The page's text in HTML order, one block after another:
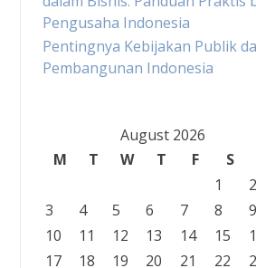
Pengusaha Indonesia
Pentingnya Kebijakan Publik
Pembangunan Indonesia
August 2026
M
T W T F S
1
2
3
4 5 6 7 8
9
10
11 12 13 14 15
17
18 19 20 21 22